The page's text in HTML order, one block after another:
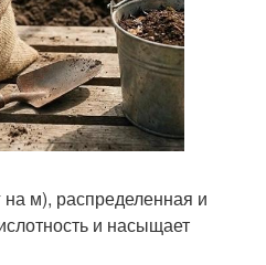
м), распределенная и
и насыщает